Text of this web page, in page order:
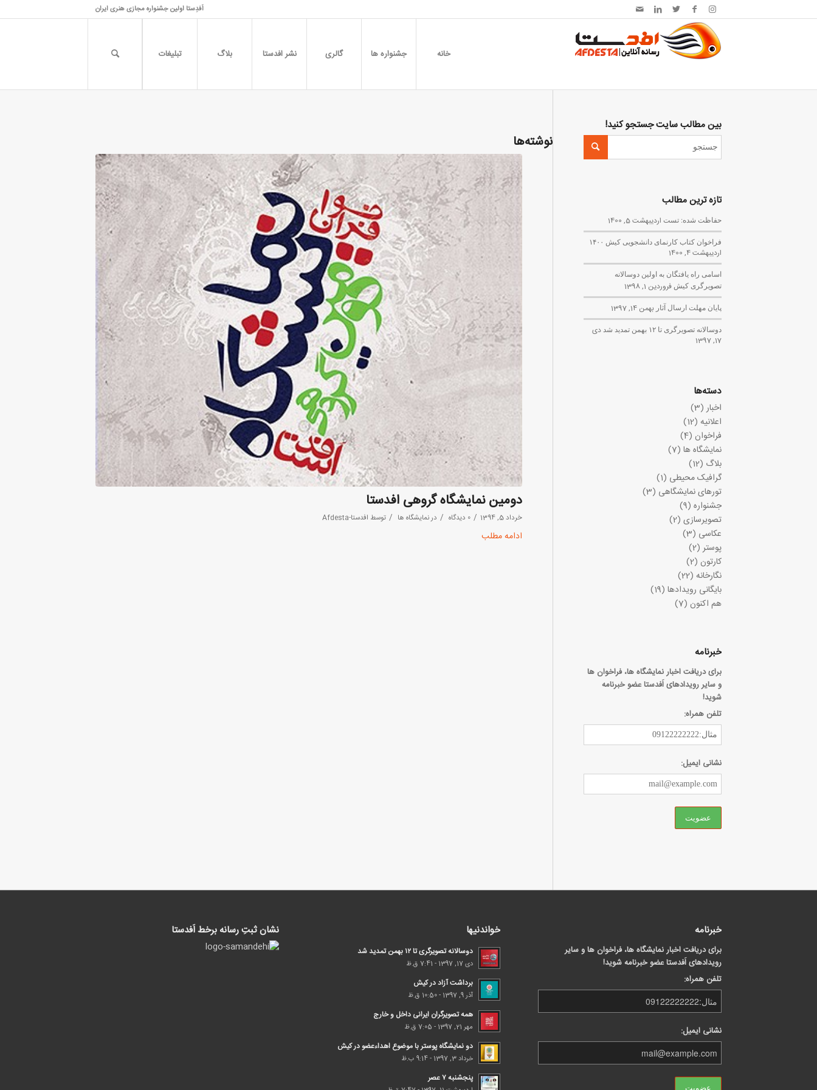
اَفدِستا اولین جشنواره مجازی هنری ایران
خانه جشنواره ها گالری نشر افدستا بلاگ تبلیغات
نوشته‌ها
دومین نمایشگاه گروهی افدستا
خرداد 5, 1394 / 0 دیدگاه / درنمایشگاه ها / توسط افدستا-Afdesta
ادامه مطلب
بین مطالب سایت جستجو کنید!
تازه ترین مطالب
حفاظت شده: تست اردیبهشت 5, 1400
فراخوان کتاب کارنمای دانشجویی کیش ۱۴۰۰
اردیبهشت 4, 1400
اسامی راه یافتگان به اولین دوسالانه
تصویرگری کیش فروردین 1, 1398
پایان مهلت ارسال آثار بهمن 14, 1397
دوسالانه تصویرگری تا ۱۲ بهمن تمدید شد
دی
17, 1397
دسته‌ها
اخبار(3)
اعلانیه (12)
فراخوان (4)
نمایشگاه ها (7)
بلاگ (12)
گرافیک محیطی (1)
تورهای نمایشگاهی (3)
جشنواره (9)
تصویرسازی (2)
عکاسی (3)
پوستر(2)
کارتون (2)
نگارخانه (22)
بایگانی رویدادها (19)
هم اکنون (7)
خبرنامه
برای دریافت اخبار نمایشگاه ها، فراخوان ها
و سایر رویدادهای اَفدستا عضو خبرنامه
شوید!
تلفن همراه:
نشانی ایمیل:
خبرنامه
برای دریافت اخبار نمایشگاه ها، فراخوان ها و سایر
رویدادهای اَفدستا عضو خبرنامه شوید!
تلفن همراه:
نشانی ایمیل:
خواندنیها
دوسالانه تصویرگری تا ۱۲ بهمن تمدید شد
دی 17, 1397 - 7:41 ق.ظ
برداشت آزاد در کیش
آذر 9, 1397 - 10:50 ق.ظ
همه تصویرگران ایرانی داخل و خارج
مهر 21, 1397 - 7:05 ق.ظ
دو نمایشگاه پوستر با موضوع اهداء‌عضو در کیش
خرداد 3, 1397 - 9:14 ب.ظ
پنجشنبه ۷ عصر
نشان ثبتِ رسانه برخط اَفدستا